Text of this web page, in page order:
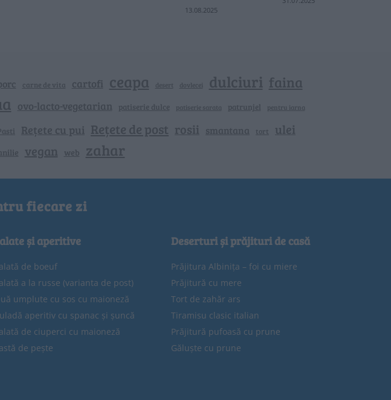
13.08.2025
carne de vita cartofi ceapa desert dovlecei dulciuri faina
ovo-lacto-vegetarian patiserie dulce patiserie sarata patrunjel pentru iarna
Rețete cu pui Rețete de post rosii smantana tort ulei
vegan web zahar
fiecare zi
și aperitive
de boeuf
a la russe (varianta de post)
umplute cu sos cu maioneză
aperitiv cu spanac și șuncă
de ciuperci cu maioneză
de pește
Deserturi și prăjituri de casă
Prăjitura Albinița – foi cu miere
Prăjitură cu mere
Tort de zahăr ars
Tiramisu clasic italian
Prăjitură pufoasă cu prune
Găluște cu prune